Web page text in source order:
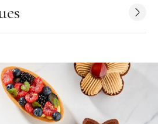
Œuf Flamme Pavoni :
unités complètes)
les socles